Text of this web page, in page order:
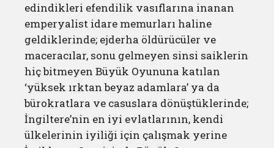
edindikleri efendilik vasıflarına inanan
emperyalist idare memurları haline
geldiklerinde; ejderha öldürücüler ve
maceracılar, sonu gelmeyen sinsi saiklerin
hiç bitmeyen Büyük Oyununa katılan
‘yüksek ırktan beyaz adamlara’ ya da
bürokratlara ve casuslara dönüştüklerinde;
İngiltere’nin en iyi evlatlarının, kendi
ülkelerinin iyiliği için çalışmak yerine